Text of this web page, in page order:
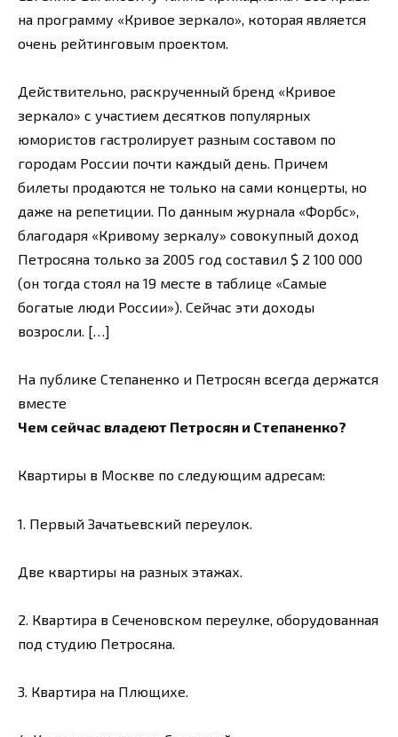
на программу «Кривое зеркало», которая является
очень рейтинговым проектом.
Действительно, раскрученный бренд «Кривое
зеркало» с участием десятков популярных
юмористов гастролирует разным составом по
городам России почти каждый день. Причем
билеты продаются не только на сами концерты, но
даже на репетиции. По данным журнала «Форбс»,
благодаря «Кривому зеркалу» совокупный доход
Петросяна только за 2005 год составил $ 2 100 000
(он тогда стоял на 19 месте в таблице «Самые
богатые люди России»). Сейчас эти доходы
возросли. […]
На публике Степаненко и Петросян всегда держатся
вместе
Чем сейчас владеют Петросян и Степаненко?
Квартиры в Москве по следующим адресам:
1. Первый Зачатьевский переулок.
Две квартиры на разных этажах.
2. Квартира в Сеченовском переулке, оборудованная
под студию Петросяна.
3. Квартира на Плющихе.